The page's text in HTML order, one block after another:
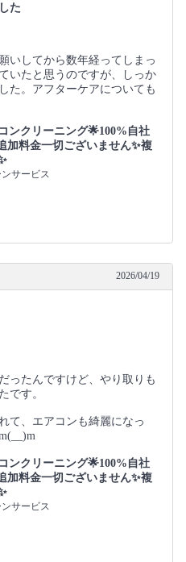
た
いしてから数年経ってしまっ
いたと思うのですが、しっか
た。アフターケアについても
ンクリーニング🌟100%自社
加料金一切ございません✨複
サービス
2026/04/19
ったんですけど、やり取りも
です。
て、エアコンも綺麗になっ
ンクリーニング🌟100%自社
加料金一切ございません✨複
サービス